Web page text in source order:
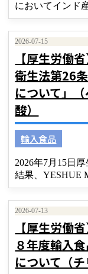
においてインド
2026-07-15
【厚生労働
衛生法第26
について」
酸）
輸入食品
2026年7月15日
結果、YESHUE
2026-07-13
【厚生労働
８年度輸入
について（